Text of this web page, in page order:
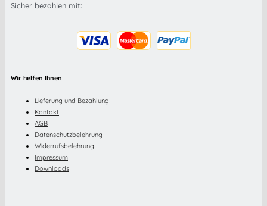
Sicher bezahlen mit:
Wir helfen Ihnen
Lieferung und Bezahlung
Kontakt
AGB
Datenschutzbelehrung
Widerrufsbelehrung
Impressum
Downloads